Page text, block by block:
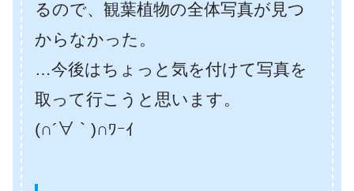
るので、観葉植物の全体写真が見つ
からなかった。
…今後はちょっと気を付けて写真を
取って行こうと思います。
(∩´∀｀)∩ﾜｰｲ